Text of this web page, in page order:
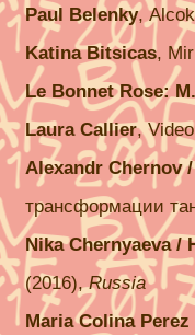
Paul Belenky,
Katina Bitsicas,
Le Bonnet Rose:
Laura Callier,
Alexandr Chernov
трансформации
Nika Chernyaeva /
(2016),Russia
Maria Colina